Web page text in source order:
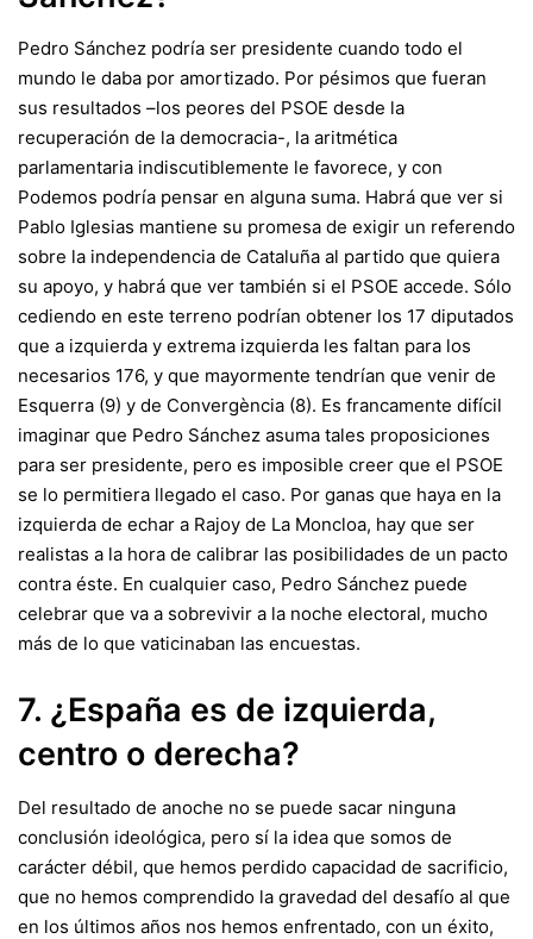
Pedro Sánchez podría ser presidente cuando todo el
mundo le daba por amortizado. Por pésimos que fueran
sus resultados –los peores del PSOE desde la
recuperación de la democracia-, la aritmética
parlamentaria indiscutiblemente le favorece, y con
Podemos podría pensar en alguna suma. Habrá que ver si
Pablo Iglesias mantiene su promesa de exigir un referendo
sobre la independencia de Cataluña al partido que quiera
su apoyo, y habrá que ver también si el PSOE accede. Sólo
cediendo en este terreno podrían obtener los 17 diputados
que a izquierda y extrema izquierda les faltan para los
necesarios 176, y que mayormente tendrían que venir de
Esquerra (9) y de Convergència (8). Es francamente difícil
imaginar que Pedro Sánchez asuma tales proposiciones
para ser presidente, pero es imposible creer que el PSOE
se lo permitiera llegado el caso. Por ganas que haya en la
izquierda de echar a Rajoy de La Moncloa, hay que ser
realistas a la hora de calibrar las posibilidades de un pacto
contra éste. En cualquier caso, Pedro Sánchez puede
celebrar que va a sobrevivir a la noche electoral, mucho
más de lo que vaticinaban las encuestas.
7. ¿España es de izquierda,
centro o derecha?
Del resultado de anoche no se puede sacar ninguna
conclusión ideológica, pero sí la idea que somos de
carácter débil, que hemos perdido capacidad de sacrificio,
que no hemos comprendido la gravedad del desafío al que
en los últimos años nos hemos enfrentado, con un éxito,